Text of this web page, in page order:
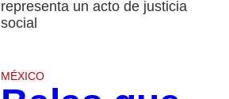
representa un acto de justicia
social
MÉXICO